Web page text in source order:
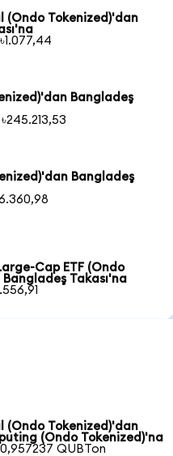
(Ondo Tokenized)'dan
Bangladeş
Bangladeş
Cap ETF (Ondo
Takası'na
(Ondo Tokenized)'dan
(Ondo Tokenized)'na
QUBTon